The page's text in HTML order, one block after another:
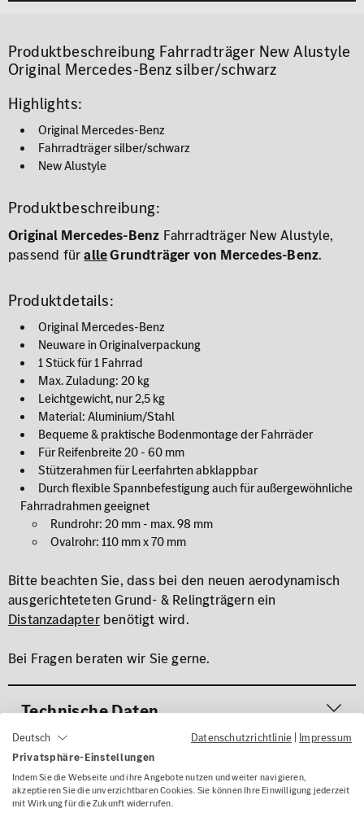
Produktbeschreibung Fahrradträger New Alustyle
Original Mercedes-Benz silber/schwarz
Highlights:
Original Mercedes-Benz
Fahrradträger silber/schwarz
New Alustyle
Produktbeschreibung:
Original Mercedes-Benz Fahrradträger New Alustyle,
passend füralleGrundträger von Mercedes-Benz.
Produktdetails:
Original Mercedes-Benz
Neuware in Originalverpackung
1 Stück für 1 Fahrrad
Max. Zuladung: 20 kg
Leichtgewicht, nur 2,5 kg
Material: Aluminium/Stahl
Bequeme & praktische Bodenmontage der Fahrräder
Für Reifenbreite 20 - 60 mm
Stützerahmen für Leerfahrten abklappbar
Durch flexible Spannbefestigung auch für außergewöhnliche
Fahrradrahmen geeignet
Rundrohr: 20 mm - max. 98 mm
Ovalrohr: 110 mm x 70 mm
Bitte beachten Sie, dass bei den neuen aerodynamisch
ausgerichteteten Grund- & Relingträgern ein
Distanzadapterbenötigt wird.
Bei Fragen beraten wir Sie gerne.
Technische Daten
Gefahrenhinweise
Lieferumfang
Deutsch Datenschutzrichtlinie | Impressum
Privatsphäre-Einstellungen
Indem Sie die Webseite und ihre Angebote nutzen und weiter navigieren,
akzeptieren Sie die unverzichtbaren Cookies. Sie können Ihre Einwilligung jederzeit
mit Wirkung für die Zukunft widerrufen.